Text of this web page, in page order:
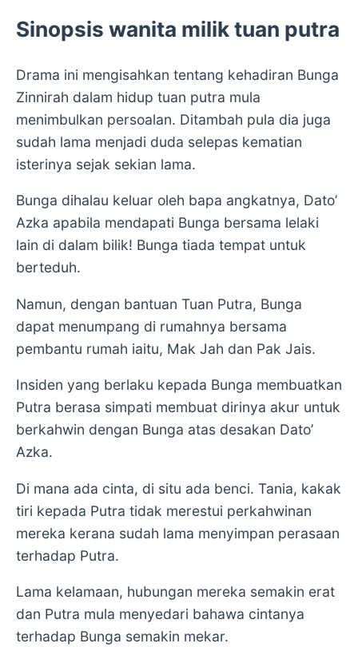
Sinopsis wanita milik tuan putra
Drama ini mengisahkan tentang kehadiran Bunga
Zinnirah dalam hidup tuan putra mula
menimbulkan persoalan. Ditambah pula dia juga
sudah lama menjadi duda selepas kematian
isterinya sejak sekian lama.
Bunga dihalau keluar oleh bapa angkatnya, Dato’
Azka apabila mendapati Bunga bersama lelaki
lain di dalam bilik! Bunga tiada tempat untuk
berteduh.
Namun, dengan bantuan Tuan Putra, Bunga
dapat menumpang di rumahnya bersama
pembantu rumah iaitu, Mak Jah dan Pak Jais.
Insiden yang berlaku kepada Bunga membuatkan
Putra berasa simpati membuat dirinya akur untuk
berkahwin dengan Bunga atas desakan Dato’
Azka.
Di mana ada cinta, di situ ada benci. Tania, kakak
tiri kepada Putra tidak merestui perkahwinan
mereka kerana sudah lama menyimpan perasaan
terhadap Putra.
Lama kelamaan, hubungan mereka semakin erat
dan Putra mula menyedari bahawa cintanya
terhadap Bunga semakin mekar.